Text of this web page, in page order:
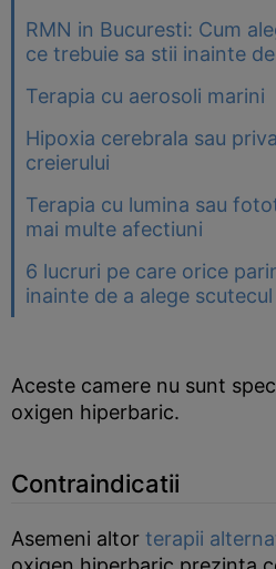
RMN in Bucuresti: Cum
ce trebuie sa stii inainte
Terapia cu aerosoli marini
Hipoxia cerebrala sau
creierului
Terapia cu lumina sau
mai multe afectiuni
6 lucruri pe care orice
inainte de a alege
Aceste camere nu sunt
oxigen hiperbaric.
Contraindicatii
Asemeni altor terapii